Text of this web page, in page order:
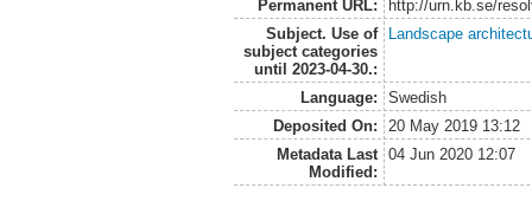
Permanent URL:
http://urn.kb.se/
Subject. Use of
subject categories
until 2023-04-30.:
Landscape
Language:
Swedish
Deposited On:
20 May 2019 13:12
Metadata Last
Modified:
04 Jun 2020 12:07